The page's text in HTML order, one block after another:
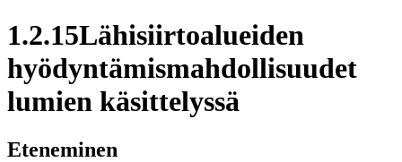
1.2.15Lähisiirtoalueiden
hyödyntämismahdollisuudet
lumien käsittelyssä
Eteneminen